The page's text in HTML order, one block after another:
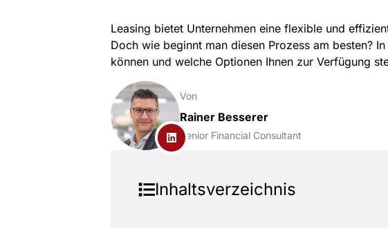
Leasing bietet Unternehmen eine flexible und
Doch wie beginnt man diesen Prozess am besten?
können und welche Optionen Ihnen zur Verfügung
Von
Rainer Besserer
Senior Financial Consultant
Inhaltsverzeichnis